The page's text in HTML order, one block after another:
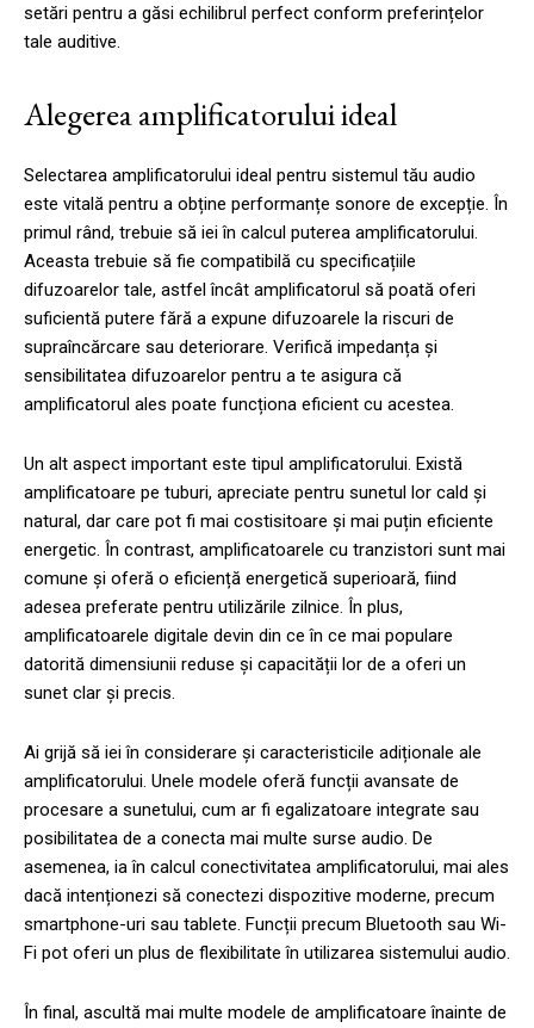
setări pentru a găsi echilibrul perfect conform preferințelor
tale auditive.
Alegerea amplificatorului ideal
Selectarea amplificatorului ideal pentru sistemul tău audio
este vitală pentru a obține performanțe sonore de excepție. În
primul rând, trebuie să iei în calcul puterea amplificatorului.
Aceasta trebuie să fie compatibilă cu specificațiile
difuzoarelor tale, astfel încât amplificatorul să poată oferi
suficientă putere fără a expune difuzoarele la riscuri de
supraîncărcare sau deteriorare. Verifică impedanța și
sensibilitatea difuzoarelor pentru a te asigura că
amplificatorul ales poate funcționa eficient cu acestea.
Un alt aspect important este tipul amplificatorului. Există
amplificatoare pe tuburi, apreciate pentru sunetul lor cald și
natural, dar care pot fi mai costisitoare și mai puțin eficiente
energetic. În contrast, amplificatoarele cu tranzistori sunt mai
comune și oferă o eficiență energetică superioară, fiind
adesea preferate pentru utilizările zilnice. În plus,
amplificatoarele digitale devin din ce în ce mai populare
datorită dimensiunii reduse și capacității lor de a oferi un
sunet clar și precis.
Ai grijă să iei în considerare și caracteristicile adiționale ale
amplificatorului. Unele modele oferă funcții avansate de
procesare a sunetului, cum ar fi egalizatoare integrate sau
posibilitatea de a conecta mai multe surse audio. De
asemenea, ia în calcul conectivitatea amplificatorului, mai ales
dacă intenționezi să conectezi dispozitive moderne, precum
smartphone-uri sau tablete. Funcții precum Bluetooth sau Wi-
Fi pot oferi un plus de flexibilitate în utilizarea sistemului audio.
În final, ascultă mai multe modele de amplificatoare înainte de